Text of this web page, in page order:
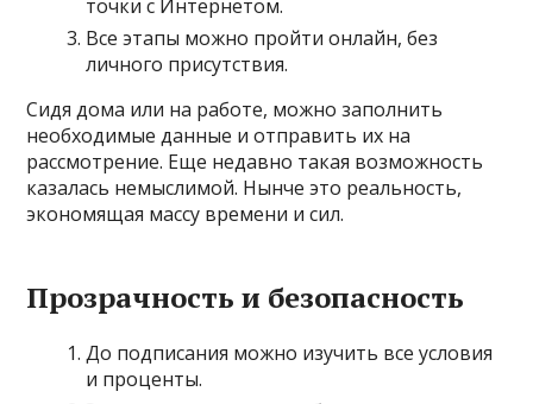
точки с Интернетом.
Все этапы можно пройти онлайн, без
личного присутствия.
Сидя дома или на работе, можно заполнить
необходимые данные и отправить их на
рассмотрение. Еще недавно такая возможность
казалась немыслимой. Нынче это реальность,
экономящая массу времени и сил.
Прозрачность и безопасность
До подписания можно изучить все условия
и проценты.